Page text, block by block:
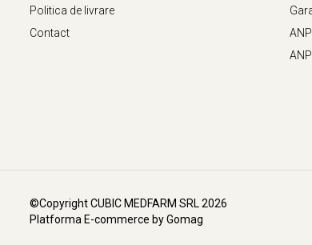
Politica de livrare
Contact
©Copyright CUBIC MEDFARM SRL 2026
Platforma E-commerce by Gomag